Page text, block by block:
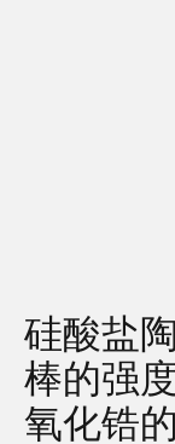
硅酸盐
棒的强
氧化锆